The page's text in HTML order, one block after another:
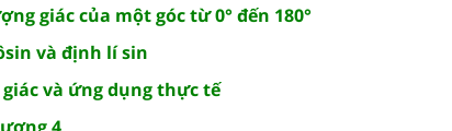
giác của một góc từ 0° đến 180°
và định lí sin
và ứng dụng thực tế